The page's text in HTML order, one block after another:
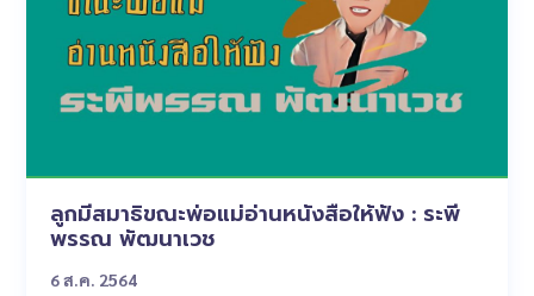
ลูกมีสมาธิขณะพ่อแม่อ่านหนังสือให้ฟัง : ระพี
พรรณ พัฒนาเวช
6 ส.ค. 2564